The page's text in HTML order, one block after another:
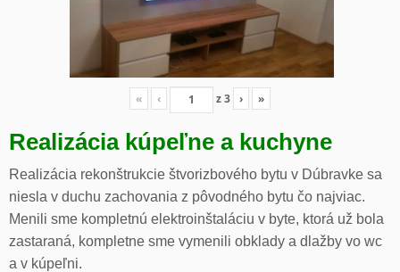
« ‹ z3 › »
Realizácia kúpeľne a kuchyne
Realizácia rekonštrukcie štvorizbového bytu v Dúbravke sa
niesla v duchu zachovania z pôvodného bytu čo najviac.
Menili sme kompletnú elektroinštaláciu v byte, ktorá už bola
zastaraná, kompletne sme vymenili obklady a dlažby vo wc
a v kúpeľni.